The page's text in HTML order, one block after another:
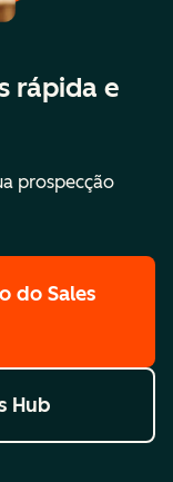
rápida e
prospecção
do Sales
Hub